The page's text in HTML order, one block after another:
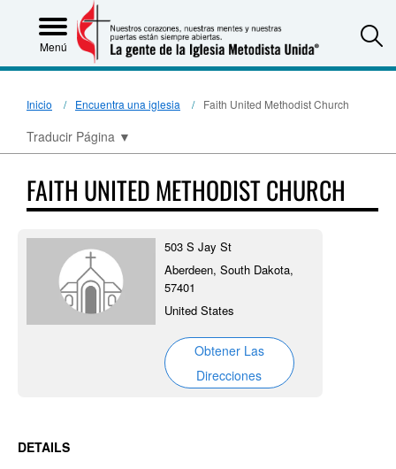
Menú
Inicio Encuentra una iglesia Faith United Methodist Church
Traducir Página ▼
FAITH UNITED METHODIST CHURCH
503 S Jay St
Aberdeen, South Dakota,
57401
United States
Obtener Las
Direcciones
DETAILS